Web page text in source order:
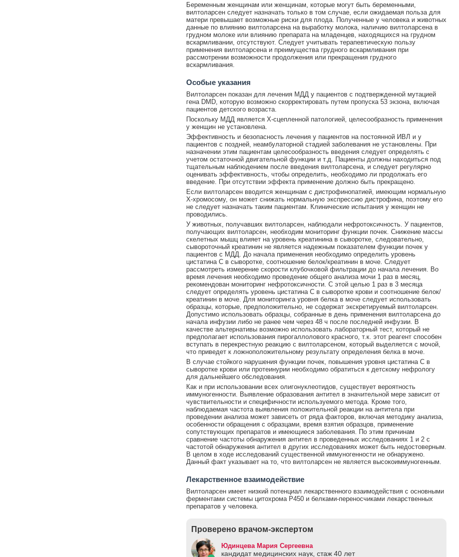
Беременным женщинам или женщинам, которые могут быть беременными,
вилтоларсен следует назначать только в том случае, если ожидаемая польза для
матери превышает возможные риски для плода. Полученные у человека и животных
данные по влиянию вилтоларсена на выработку молока, наличию вилтоларсена в
грудном молоке или влиянию препарата на младенцев, находящихся на грудном
вскармливании, отсутствуют. Следует учитывать терапевтическую пользу
применения вилтоларсена и преимущества грудного вскармливания при
рассмотрении возможности продолжения или прекращения грудного
вскармливания.
Особые указания
Вилтоларсен показан для лечения МДД у пациентов с подтвержденной мутацией
гена DMD, которую возможно скорректировать путем пропуска 53 экзона, включая
пациентов детского возраста.
Поскольку МДД является Х-сцепленной патологией, целесообразность применения
у женщин не установлена.
Эффективность и безопасность лечения у пациентов на постоянной ИВЛ и у
пациентов с поздней, неамбулаторной стадией заболевания не установлены. При
назначении этим пациентам целесообразность введения следует определять с
учетом остаточной двигательной функции и т.д. Пациенты должны находиться под
тщательным наблюдением после введения вилтоларсена, и следует регулярно
оценивать эффективность, чтобы определить, необходимо ли продолжать его
введение. При отсутствии эффекта применение должно быть прекращено.
Если вилтоларсен вводится женщинам с дистрофинопатией, имеющим нормальную
Х-хромосому, он может снижать нормальную экспрессию дистрофина, поэтому его
не следует назначать таким пациентам. Клинические испытания у женщин не
проводились.
У животных, получавших вилтоларсен, наблюдали нефротоксичность. У пациентов,
получающих вилтоларсен, необходим мониторинг функции почек. Снижение массы
скелетных мышц влияет на уровень креатинина в сыворотке, следовательно,
сывороточный креатинин не является надежным показателем функции почек у
пациентов с МДД. До начала применения необходимо определить уровень
цистатина С в сыворотке, соотношение белок/креатинин в моче. Следует
рассмотреть измерение скорости клубочковой фильтрации до начала лечения. Во
время лечения необходимо проведение общего анализа мочи 1 раз в месяц,
рекомендован мониторинг нефротоксичности. С этой целью 1 раз в 3 месяца
следует определять уровень цистатина С в сыворотке крови и соотношение белок/
креатинин в моче. Для мониторинга уровня белка в моче следует использовать
образцы, которые, предположительно, не содержат экскретируемый вилтоларсен.
Допустимо использовать образцы, собранные в день применения вилтоларсена до
начала инфузии либо не ранее чем через 48 ч после последней инфузии. В
качестве альтернативы возможно использовать лабораторный тест, который не
предполагает использования пирогаллолового красного, т.к. этот реагент способен
вступать в перекрестную реакцию с вилтоларсеном, который выделяется с мочой,
что приведет к ложноположительному результату определения белка в моче.
В случае стойкого нарушения функции почек, повышения уровня цистатина С в
сыворотке крови или протеинурии необходимо обратиться к детскому нефрологу
для дальнейшего обследования.
Как и при использовании всех олигонуклеотидов, существует вероятность
иммуногенности. Выявление образования антител в значительной мере зависит от
чувствительности и специфичности используемого метода. Кроме того,
наблюдаемая частота выявления положительной реакции на антитела при
проведении анализа может зависеть от ряда факторов, включая методику анализа,
особенности обращения с образцами, время взятия образцов, применение
сопутствующих препаратов и имеющиеся заболевания. По этим причинам
сравнение частоты обнаружения антител в проведенных исследованиях 1 и 2 с
частотой обнаружения антител в других исследованиях может быть недостоверным.
В целом в ходе исследований существенной иммуногенности не обнаружено.
Данный факт указывает на то, что вилтоларсен не является высокоиммуногенным.
Лекарственное взаимодействие
Вилтоларсен имеет низкий потенциал лекарственного взаимодействия с основными
ферментами системы цитохрома P450 и белками-переносчиками лекарственных
препаратов у человека.
Проверено врачом-экспертом
Юдинцева Мария Сергеевна
кандидат медицинских наук, стаж 40 лет